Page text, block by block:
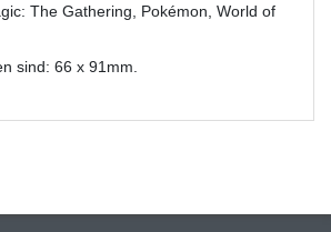
The Gathering, Pokémon, World of
sind: 66 x 91mm.